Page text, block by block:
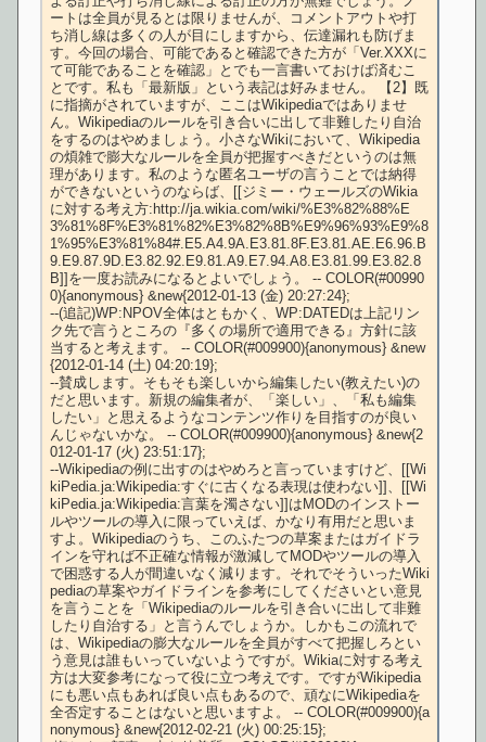
ートは全員が見るとは限りませんが、コメントアウトや打
ち消し線は多くの人が目にしますから、伝達漏れも防げま
す。今回の場合、可能であると確認できた方が「Ver.XXXに
て可能であることを確認」とでも一言書いておけば済むこ
とです。私も「最新版」という表記は好みません。 【2】既
に指摘がされていますが、ここはWikipediaではありませ
ん。Wikipediaのルールを引き合いに出して非難したり自治
をするのはやめましょう。小さなWikiにおいて、Wikipedia
の煩雑で膨大なルールを全員が把握すべきだというのは無
理があります。私のような匿名ユーザの言うことでは納得
ができないというのならば、[[ジミー・ウェールズのWikia
に対する考え方:http://ja.wikia.com/wiki/%E3%82%88%E
3%81%8F%E3%81%82%E3%82%8B%E9%96%93%E9%8
1%95%E3%81%84#.E5.A4.9A.E3.81.8F.E3.81.AE.E6.96.B
9.E9.87.9D.E3.82.92.E9.81.A9.E7.94.A8.E3.81.99.E3.82.8
B]]を一度お読みになるとよいでしょう。 -- COLOR(#00990
0){anonymous} &new{2012-01-13 (金) 20:27:24};
--(追記)WP:NPOV全体はともかく、WP:DATEDは上記リン
ク先で言うところの『多くの場所で適用できる』方針に該
当すると考えます。 -- COLOR(#009900){anonymous} &new
{2012-01-14 (土) 04:20:19};
--賛成します。そもそも楽しいから編集したい(教えたい)の
だと思います。新規の編集者が、「楽しい」、「私も編集
したい」と思えるようなコンテンツ作りを目指すのが良い
んじゃないかな。 -- COLOR(#009900){anonymous} &new{2
012-01-17 (火) 23:51:17};
--Wikipediaの例に出すのはやめろと言っていますけど、[[Wi
kiPedia.ja:Wikipedia:すぐに古くなる表現は使わない]]、[[Wi
kiPedia.ja:Wikipedia:言葉を濁さない]]はMODのインストー
ルやツールの導入に限っていえば、かなり有用だと思いま
すよ。Wikipediaのうち、このふたつの草案またはガイドラ
インを守れば不正確な情報が激減してMODやツールの導入
で困惑する人が間違いなく減ります。それでそういったWiki
pediaの草案やガイドラインを参考にしてくださいとい意見
を言うことを「Wikipediaのルールを引き合いに出して非難
したり自治する」と言うんでしょうか。しかもこの流れで
は、Wikipediaの膨大なルールを全員がすべて把握しろとい
う意見は誰もいっていないようですが。Wikiaに対する考え
方は大変参考になって役に立つ考えです。ですがWikipedia
にも悪い点もあれば良い点もあるので、頑なにWikipediaを
全否定することはないと思いますよ。 -- COLOR(#009900){a
nonymous} &new{2012-02-21 (火) 00:25:15};